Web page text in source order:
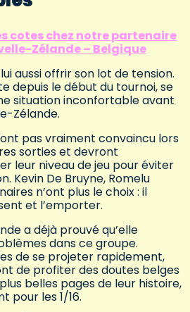
cotes chez notre partenaire
Zélande – Belgique
aussi offrir son lot de tension.
depuis le début du tournoi, se
situation inconfortable avant
Zélande.
pas vraiment convaincu lors
sorties et devront
leur niveau de jeu pour éviter
Kevin De Bruyne, Romelu
n’ont plus le choix : il
et l’emporter.
a déjà prouvé qu’elle
dans ce groupe.
de se projeter rapidement,
de profiter des doutes belges
belles pages de leur histoire,
pour les 1/16.